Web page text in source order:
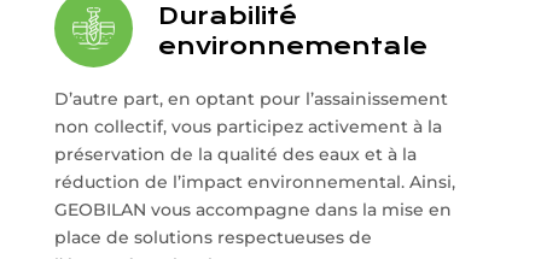
Durabilité
environnementale
D’autre part, en optant pour l’assainissement
non collectif, vous participez activement à la
préservation de la qualité des eaux et à la
réduction de l’impact environnemental. Ainsi,
GEOBILAN vous accompagne dans la mise en
place de solutions respectueuses de